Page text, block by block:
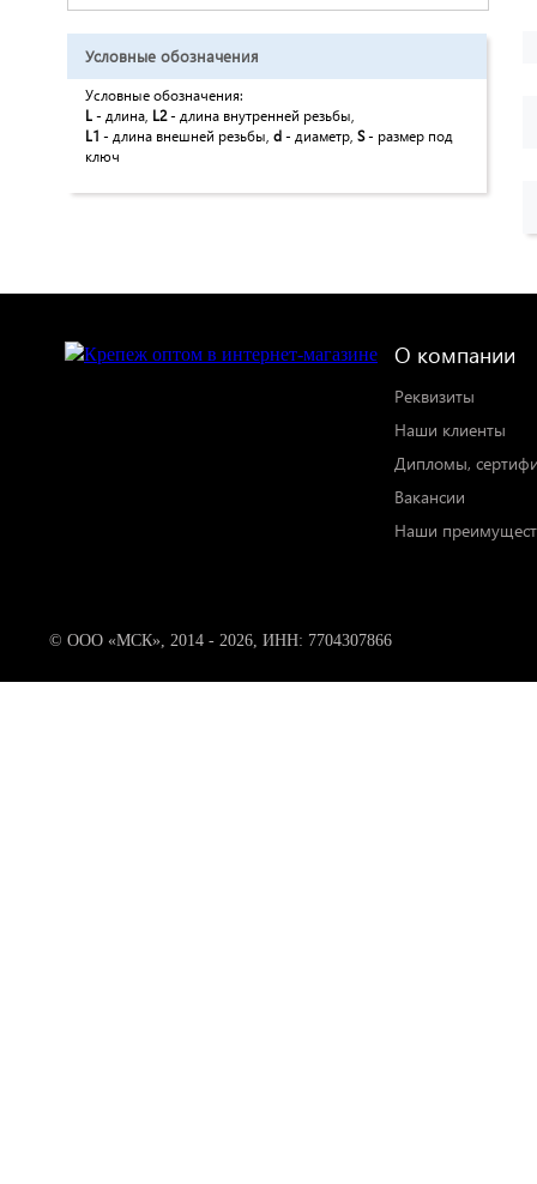
Условные обозначения
Условные обозначения:
L - длина, L2- длина внутренней резьбы,
L1 - длина внешней резьбы, d - диаметр, S- размер под
ключ
О компании
Реквизиты
Наши клиенты
Дипломы,
Вакансии
Наши
© ООО «МСК», 2014 - 2026, ИНН: 7704307866